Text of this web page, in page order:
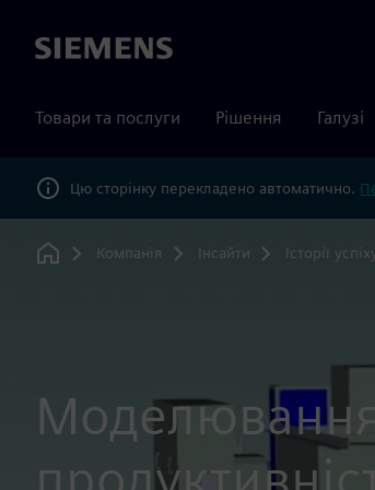
Siemens
Товари та послуги Рішення Галузі
Цю сторінку перекладено автоматично.
Home
Компанія Інсайти Історії